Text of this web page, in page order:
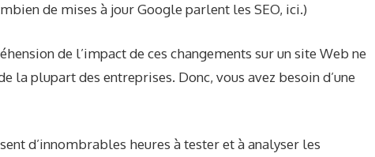
de mises à jour Google parlent les SEO, ici.)
de l’impact de ces changements sur un site Web ne
la plupart des entreprises. Donc, vous avez besoin d’une
d’innombrables heures à tester et à analyser les